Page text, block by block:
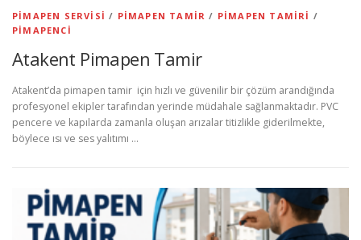
PIMAPEN SERVISI / PIMAPEN TAMIR / PIMAPEN TAMIRI /
PIMAPENCI
Atakent Pimapen Tamir
Atakent’da pimapen tamir için hızlı ve güvenilir bir çözüm arandığında
profesyonel ekipler tarafından yerinde müdahale sağlanmaktadır. PVC
pencere ve kapılarda zamanla oluşan arızalar titizlikle giderilmekte,
böylece ısı ve ses yalıtımı …